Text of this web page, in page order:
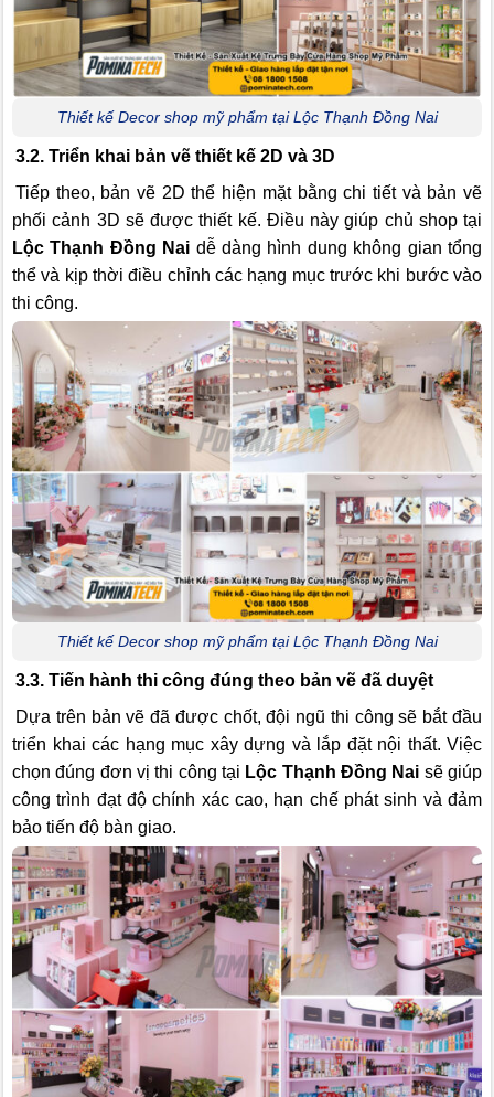
Thiết kế Decor shop mỹ phẩm tại Lộc Thạnh Đồng Nai
3.2. Triển khai bản vẽ thiết kế 2D và 3D
Tiếp theo, bản vẽ 2D thể hiện mặt bằng chi tiết và bản vẽ
phối cảnh 3D sẽ được thiết kế. Điều này giúp chủ shop tại
Lộc Thạnh Đồng Nai dễ dàng hình dung không gian tổng
thể và kịp thời điều chỉnh các hạng mục trước khi bước vào
thi công.
Thiết kế Decor shop mỹ phẩm tại Lộc Thạnh Đồng Nai
3.3. Tiến hành thi công đúng theo bản vẽ đã duyệt
Dựa trên bản vẽ đã được chốt, đội ngũ thi công sẽ bắt đầu
triển khai các hạng mục xây dựng và lắp đặt nội thất. Việc
chọn đúng đơn vị thi công tại Lộc Thạnh Đồng Nai sẽ giúp
công trình đạt độ chính xác cao, hạn chế phát sinh và đảm
bảo tiến độ bàn giao.